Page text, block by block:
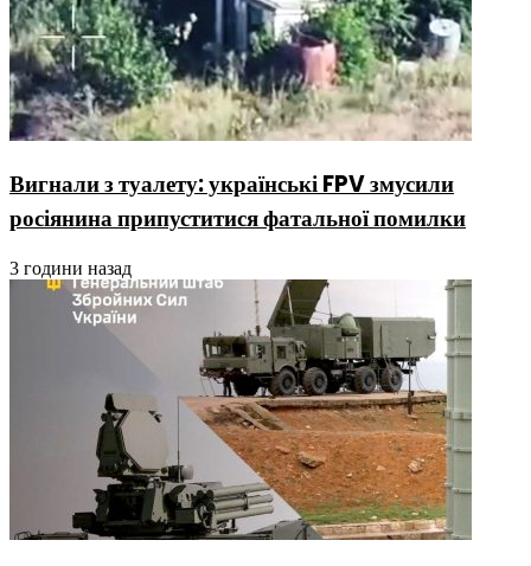
Вигнали з туалету: українські FPV змусили
росіянина припуститися фатальної помилки
3 години назад